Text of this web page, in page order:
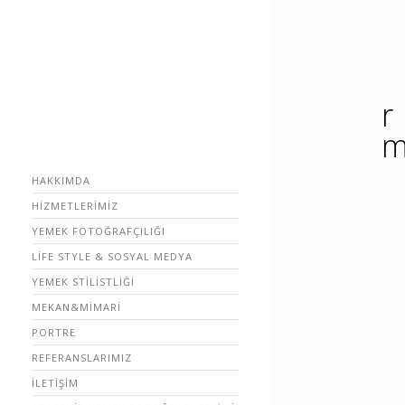
HAKKIMDA
HIZMETLERIMIZ
YEMEK FOTOĞRAFÇILIĞI
LIFE STYLE & SOSYAL MEDYA
YEMEK STILISTLIĞI
MEKAN&MIMARI
PORTRE
REFERANSLARIMIZ
İLETIŞIM